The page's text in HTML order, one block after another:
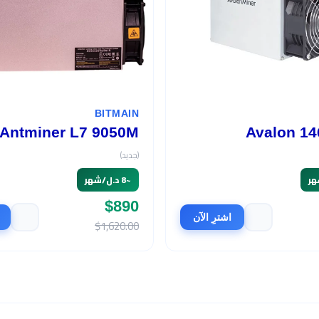
Avalon
اشترِ الآن
BITMAIN
Antminer L7 9050M
(جديد)
~8 د.ل/شهر
$890
$1,620.00